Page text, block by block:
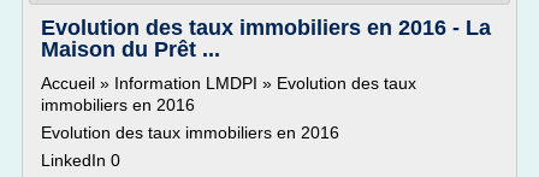
Evolution des taux immobiliers en 2016 - La
Maison du Prêt ...
Accueil » Information LMDPI » Evolution des taux
immobiliers en 2016
Evolution des taux immobiliers en 2016
LinkedIn 0